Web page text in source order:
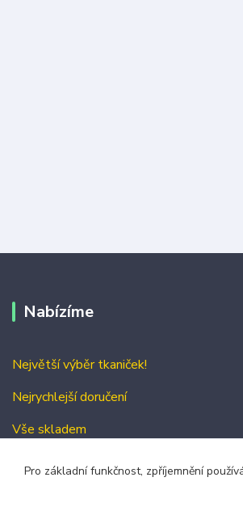
Nabízíme
Největší výběr tkaniček!
Nejrychlejší doručení
Vše skladem
Pro základní funkčnost, zpříjemnění